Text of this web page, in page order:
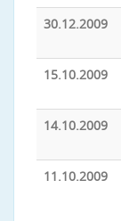
30.12.2009
15.10.2009
14.10.2009
11.10.2009